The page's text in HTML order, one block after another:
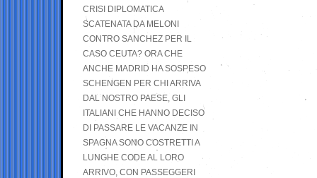
CRISI DIPLOMATICA
SCATENATA DA MELONI
CONTRO SANCHEZ PER IL
CASO CEUTA? ORA CHE
ANCHE MADRID HA SOSPESO
SCHENGEN PER CHI ARRIVA
DAL NOSTRO PAESE, GLI
ITALIANI CHE HANNO DECISO
DI PASSARE LE VACANZE IN
SPAGNA SONO COSTRETTI A
LUNGHE CODE AL LORO
ARRIVO, CON PASSEGGERI